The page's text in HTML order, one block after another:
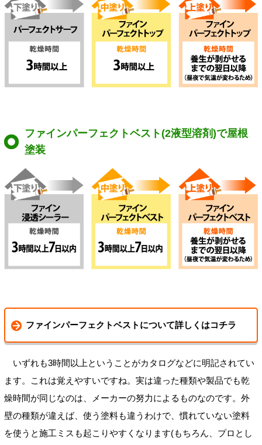
ファインパーフェクトベスト(2液型溶剤)で屋根
塗装
ファインパーフェクトベストについて詳しくはコチラ
いずれも3時間以上ということがカタログなどに明記されてい
ます。これは覚えやすいですね。実は違った種類や製品でも乾
燥時間が同じなのは、メーカーの努力によるものなのです。外
壁の種類が違えば、使う塗料も違うわけで、慣れていない塗料
を使うと施工ミスも起こりやすくなります(もちろん、プロとし